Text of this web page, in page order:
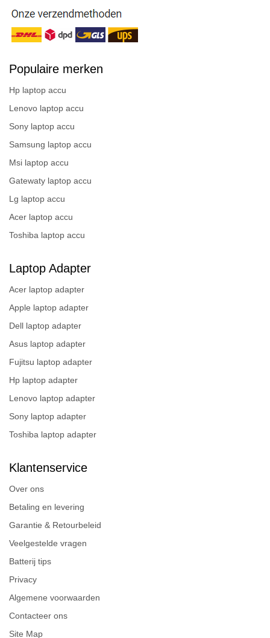
Populaire merken
Hp laptop accu
Lenovo laptop accu
Sony laptop accu
Samsung laptop accu
Msi laptop accu
Gatewaty laptop accu
Lg laptop accu
Acer laptop accu
Toshiba laptop accu
Laptop Adapter
Acer laptop adapter
Apple laptop adapter
Dell laptop adapter
Asus laptop adapter
Fujitsu laptop adapter
Hp laptop adapter
Lenovo laptop adapter
Sony laptop adapter
Toshiba laptop adapter
Klantenservice
Over ons
Betaling en levering
Garantie & Retourbeleid
Veelgestelde vragen
Batterij tips
Privacy
Algemene voorwaarden
Contacteer ons
Site Map